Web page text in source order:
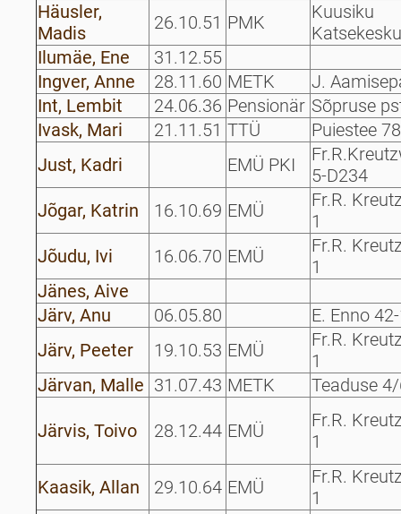
Häusler,
Madis
26.10.51 PMK
Kuusiku
Ilumäe, Ene
31.12.55
Ingver, Anne
28.11.60 METK
J.
Int, Lembit
24.06.36 Pensionär Sõpruse
Ivask, Mari
21.11.51 TTÜ
Puiestee 78
Just, Kadri
EMÜ PKI
5-D234
Jõgar, Katrin
16.10.69 EMÜ
Fr.R.
1
Jõudu, Ivi
16.06.70 EMÜ
Fr.R.
1
Jänes, Aive
Järv, Anu
06.05.80
E. Enno
Järv, Peeter
19.10.53 EMÜ
Fr.R.
1
Järvan, Malle 31.07.43 METK Teaduse
Järvis, Toivo 28.12.44 EMÜ
Fr.R.
1
Kaasik, Allan 29.10.64 EMÜ
Fr.R.
1